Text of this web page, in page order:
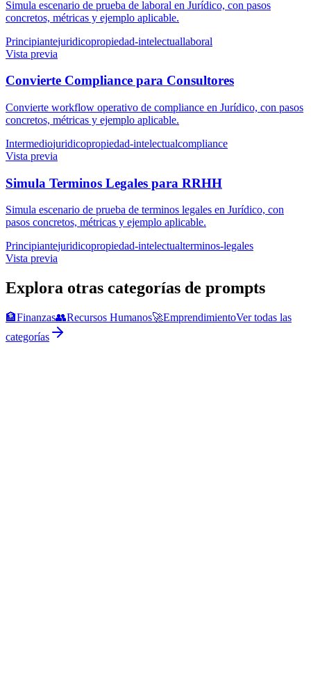
Simula escenario de prueba de laboral en Jurídico, con pasos
concretos, métricas y ejemplo aplicable.
Principiantejuridicopropiedad-intelectuallaboral
Vista previa
Convierte Compliance para Consultores
Convierte workflow operativo de compliance en Jurídico, con pasos
concretos, métricas y ejemplo aplicable.
Intermediojuridicopropiedad-intelectualcompliance
Vista previa
Simula Terminos Legales para RRHH
Simula escenario de prueba de terminos legales en Jurídico, con
pasos concretos, métricas y ejemplo aplicable.
Principiantejuridicopropiedad-intelectualterminos-legales
Vista previa
Explora otras categorías de prompts
🏦Finanzas👥Recursos Humanos🚀EmprendimientoVer todas las
categorías